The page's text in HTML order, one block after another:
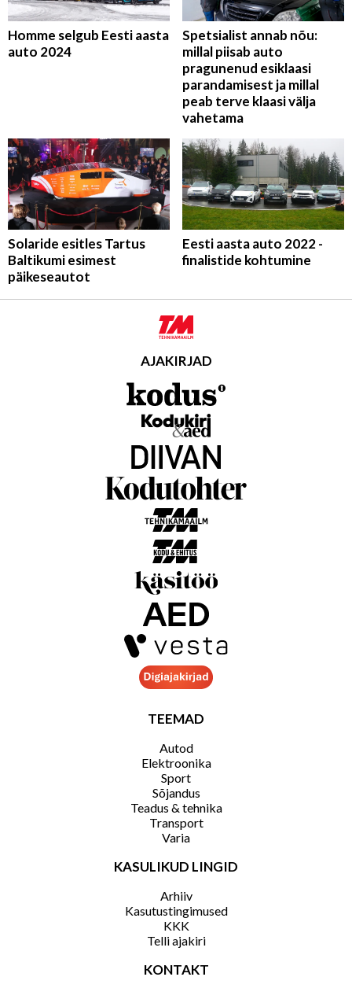
Homme selgub Eesti aasta
auto 2024
Spetsialist annab nõu:
millal piisab auto
pragunenud esiklaasi
parandamisest ja millal
peab terve klaasi välja
vahetama
Solaride esitles Tartus
Baltikumi esimest
päikeseautot
Eesti aasta auto 2022 -
finalistide kohtumine
AJAKIRJAD
TEEMAD
Autod
Elektroonika
Sport
Sõjandus
Teadus & tehnika
Transport
Varia
KASULIKUD LINGID
Arhiiv
Kasutustingimused
KKK
Telli ajakiri
KONTAKT